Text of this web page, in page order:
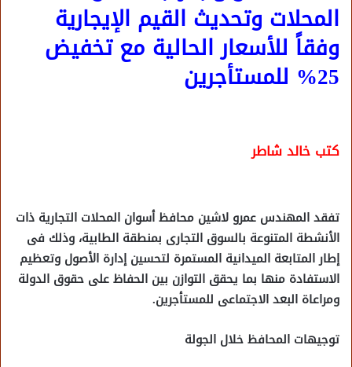
المحلات وتحديث القيم الإيجارية
وفقاً للأسعار الحالية مع تخفيض
25% للمستأجرين
كتب خالد شاطر
تفقد المهندس عمرو لاشين محافظ أسوان المحلات التجارية ذات
الأنشطة المتنوعة بالسوق التجارى بمنطقة الطابية، وذلك فى
إطار المتابعة الميدانية المستمرة لتحسين إدارة الأصول وتعظيم
الاستفادة منها بما يحقق التوازن بين الحفاظ على حقوق الدولة
ومراعاة البعد الاجتماعى للمستأجرين.
توجيهات المحافظ خلال الجولة